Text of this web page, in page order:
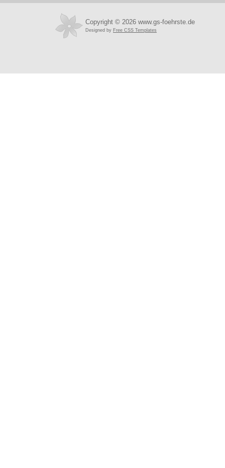
Copyright © 2026 www.gs-foehrste.de
Designed by Free CSS Templates